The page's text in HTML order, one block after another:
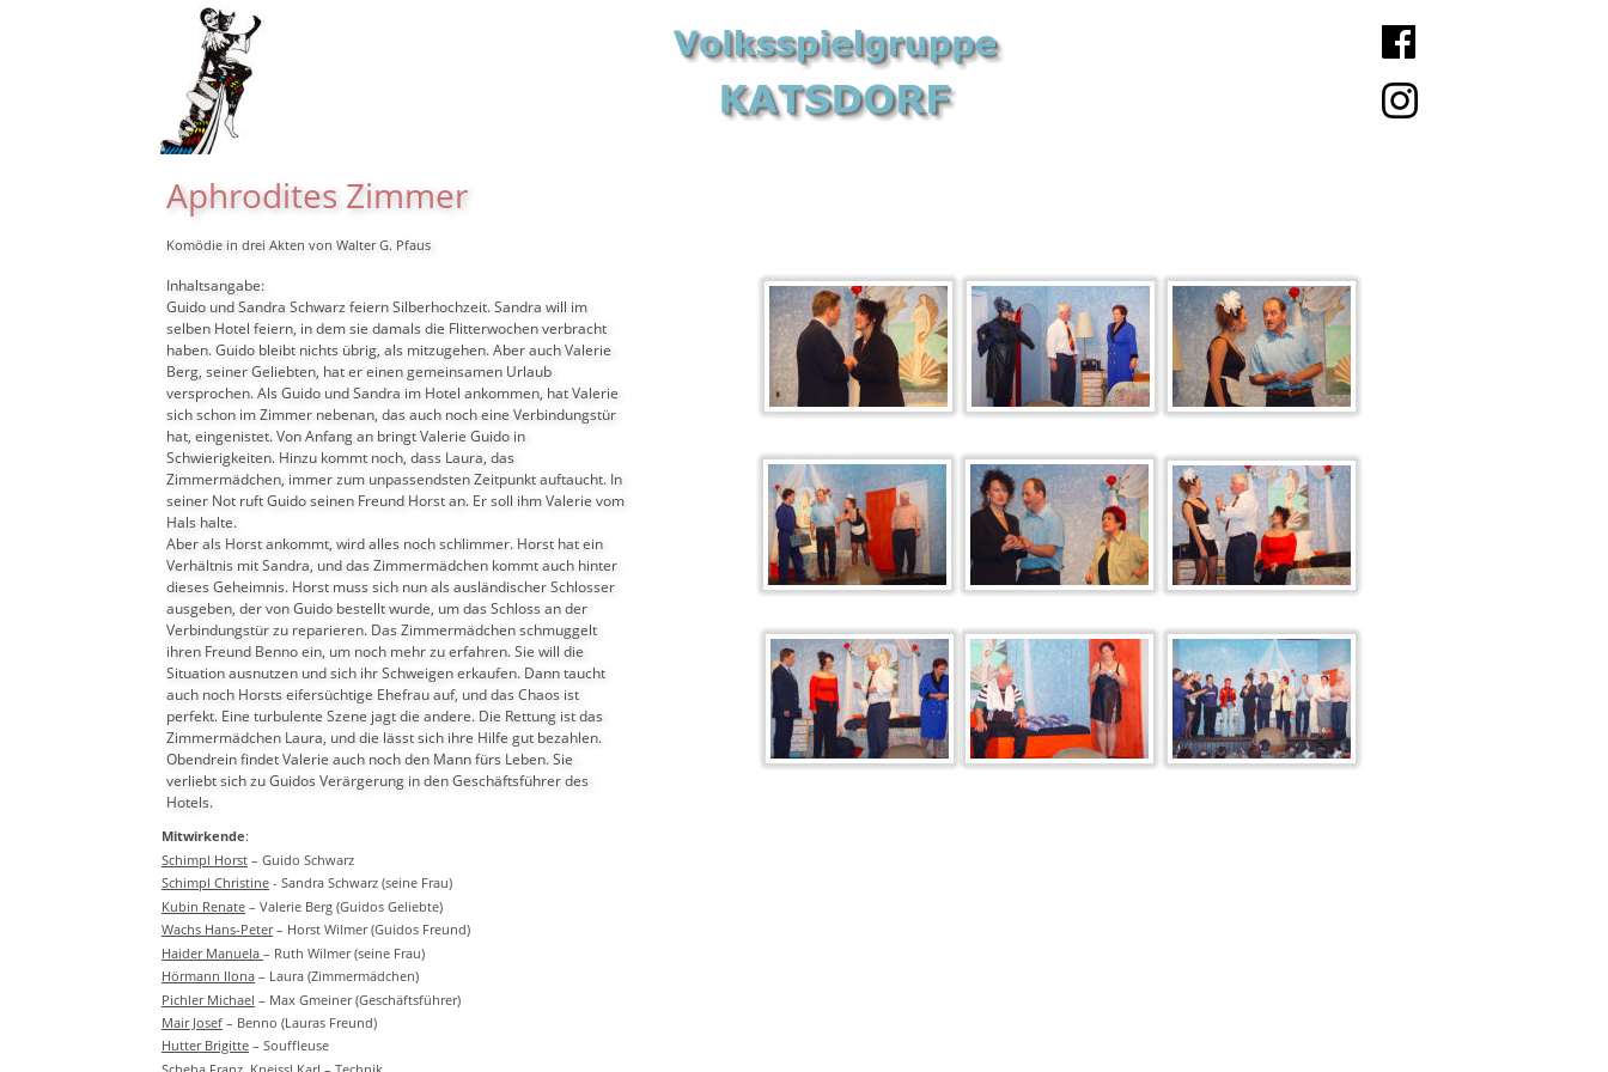
Aphrodites Zimmer
Komödie in drei Akten von Walter G. Pfaus
Inhaltsangabe:
Guido und Sandra Schwarz feiern Silberhochzeit. Sandra will im
selben Hotel feiern, in dem sie damals die Flitterwochen verbracht
haben. Guido bleibt nichts übrig, als mitzugehen. Aber auch Valerie
Berg, seiner Geliebten, hat er einen gemeinsamen Urlaub
versprochen. Als Guido und Sandra im Hotel ankommen, hat Valerie
sich schon im Zimmer nebenan, das auch noch eine Verbindungstür
hat, eingenistet. Von Anfang an bringt Valerie Guido in
Schwierigkeiten. Hinzu kommt noch, dass Laura, das
Zimmermädchen, immer zum unpassendsten Zeitpunkt auftaucht. In
seiner Not ruft Guido seinen Freund Horst an. Er soll ihm Valerie vom
Hals halte.
Aber als Horst ankommt, wird alles noch schlimmer. Horst hat ein
Verhältnis mit Sandra, und das Zimmermädchen kommt auch hinter
dieses Geheimnis. Horst muss sich nun als ausländischer Schlosser
ausgeben, der von Guido bestellt wurde, um das Schloss an der
Verbindungstür zu reparieren. Das Zimmermädchen schmuggelt
ihren Freund Benno ein, um noch mehr zu erfahren. Sie will die
Situation ausnutzen und sich ihr Schweigen erkaufen. Dann taucht
auch noch Horsts eifersüchtige Ehefrau auf, und das Chaos ist
perfekt. Eine turbulente Szene jagt die andere. Die Rettung ist das
Zimmermädchen Laura, und die lässt sich ihre Hilfe gut bezahlen.
Obendrein findet Valerie auch noch den Mann fürs Leben. Sie
verliebt sich zu Guidos Verärgerung in den Geschäftsführer des
Hotels.
Mitwirkende:
Schimpl Horst – Guido Schwarz
Schimpl Christine - Sandra Schwarz (seine Frau)
Kubin Renate – Valerie Berg (Guidos Geliebte)
Wachs Hans-Peter – Horst Wilmer (Guidos Freund)
Haider Manuela – Ruth Wilmer (seine Frau)
Hörmann Ilona – Laura (Zimmermädchen)
Pichler Michael – Max Gmeiner (Geschäftsführer)
Mair Josef – Benno (Lauras Freund)
Hutter Brigitte – Souffleuse